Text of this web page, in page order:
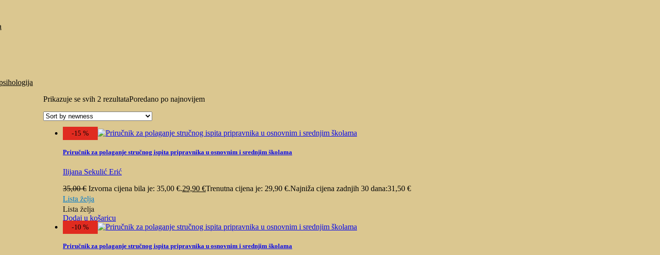
Prikazuje se svih 2 rezultataPoredano po najnovijem
-15 %
Priručnik za polaganje stručnog ispita pripravnika u osnovnim i srednjim školama
Ilijana Sekulić Erić
35,00€ Izvorna cijena bila je: 35,00 €.29,90 €Trenutna cijena je: 29,90 €.Najniža cijena zadnjih 30 dana:31,50 €
Lista želja
Lista želja
Dodaj u košaricu
-10 %
Priručnik za polaganje stručnog ispita pripravnika u osnovnim i srednjim školama